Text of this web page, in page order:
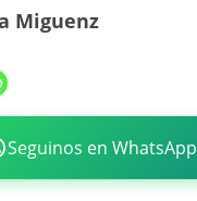
Miguenz
Seguinos en WhatsApp